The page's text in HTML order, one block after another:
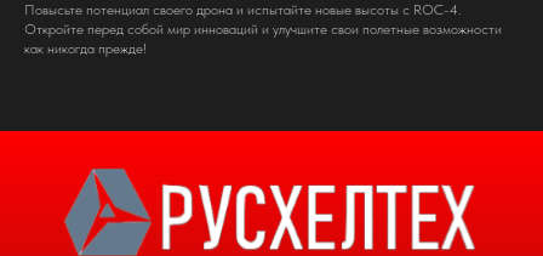
Повысьте потенциал своего дрона и испытайте новые высоты с ROC-4.
Откройте перед собой мир инноваций и улучшите свои полетные возможности
как никогда прежде!
О КОМПАНИИ
КОНТАКТЫ
д. 8а